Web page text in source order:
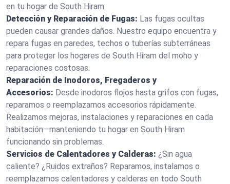
en tu hogar de South Hiram.
Detección y Reparación de Fugas: Las fugas ocultas
pueden causar grandes daños. Nuestro equipo encuentra y
repara fugas en paredes, techos o tuberías subterráneas
para proteger los hogares de South Hiram del moho y
reparaciones costosas.
Reparación de Inodoros, Fregaderos y
Accesorios: Desde inodoros flojos hasta grifos con fugas,
reparamos o reemplazamos accesorios rápidamente.
Realizamos mejoras, instalaciones y reparaciones en cada
habitación—manteniendo tu hogar en South Hiram
funcionando sin problemas.
Servicios de Calentadores y Calderas: ¿Sin agua
caliente? ¿Ruidos extraños? Reparamos, instalamos o
reemplazamos calentadores y calderas en todo South